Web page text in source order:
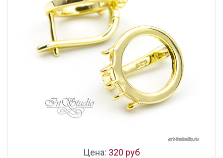
Цена: 320 руб